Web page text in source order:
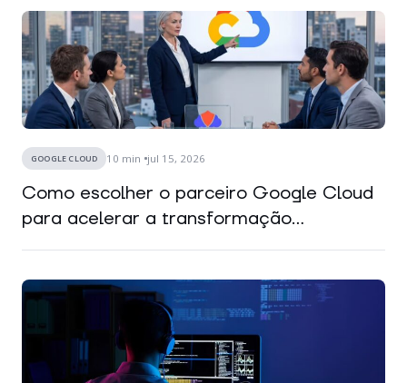
GOOGLE CLOUD 10 min jul 15, 2026
Como escolher o parceiro Google Cloud
para acelerar a transformação...